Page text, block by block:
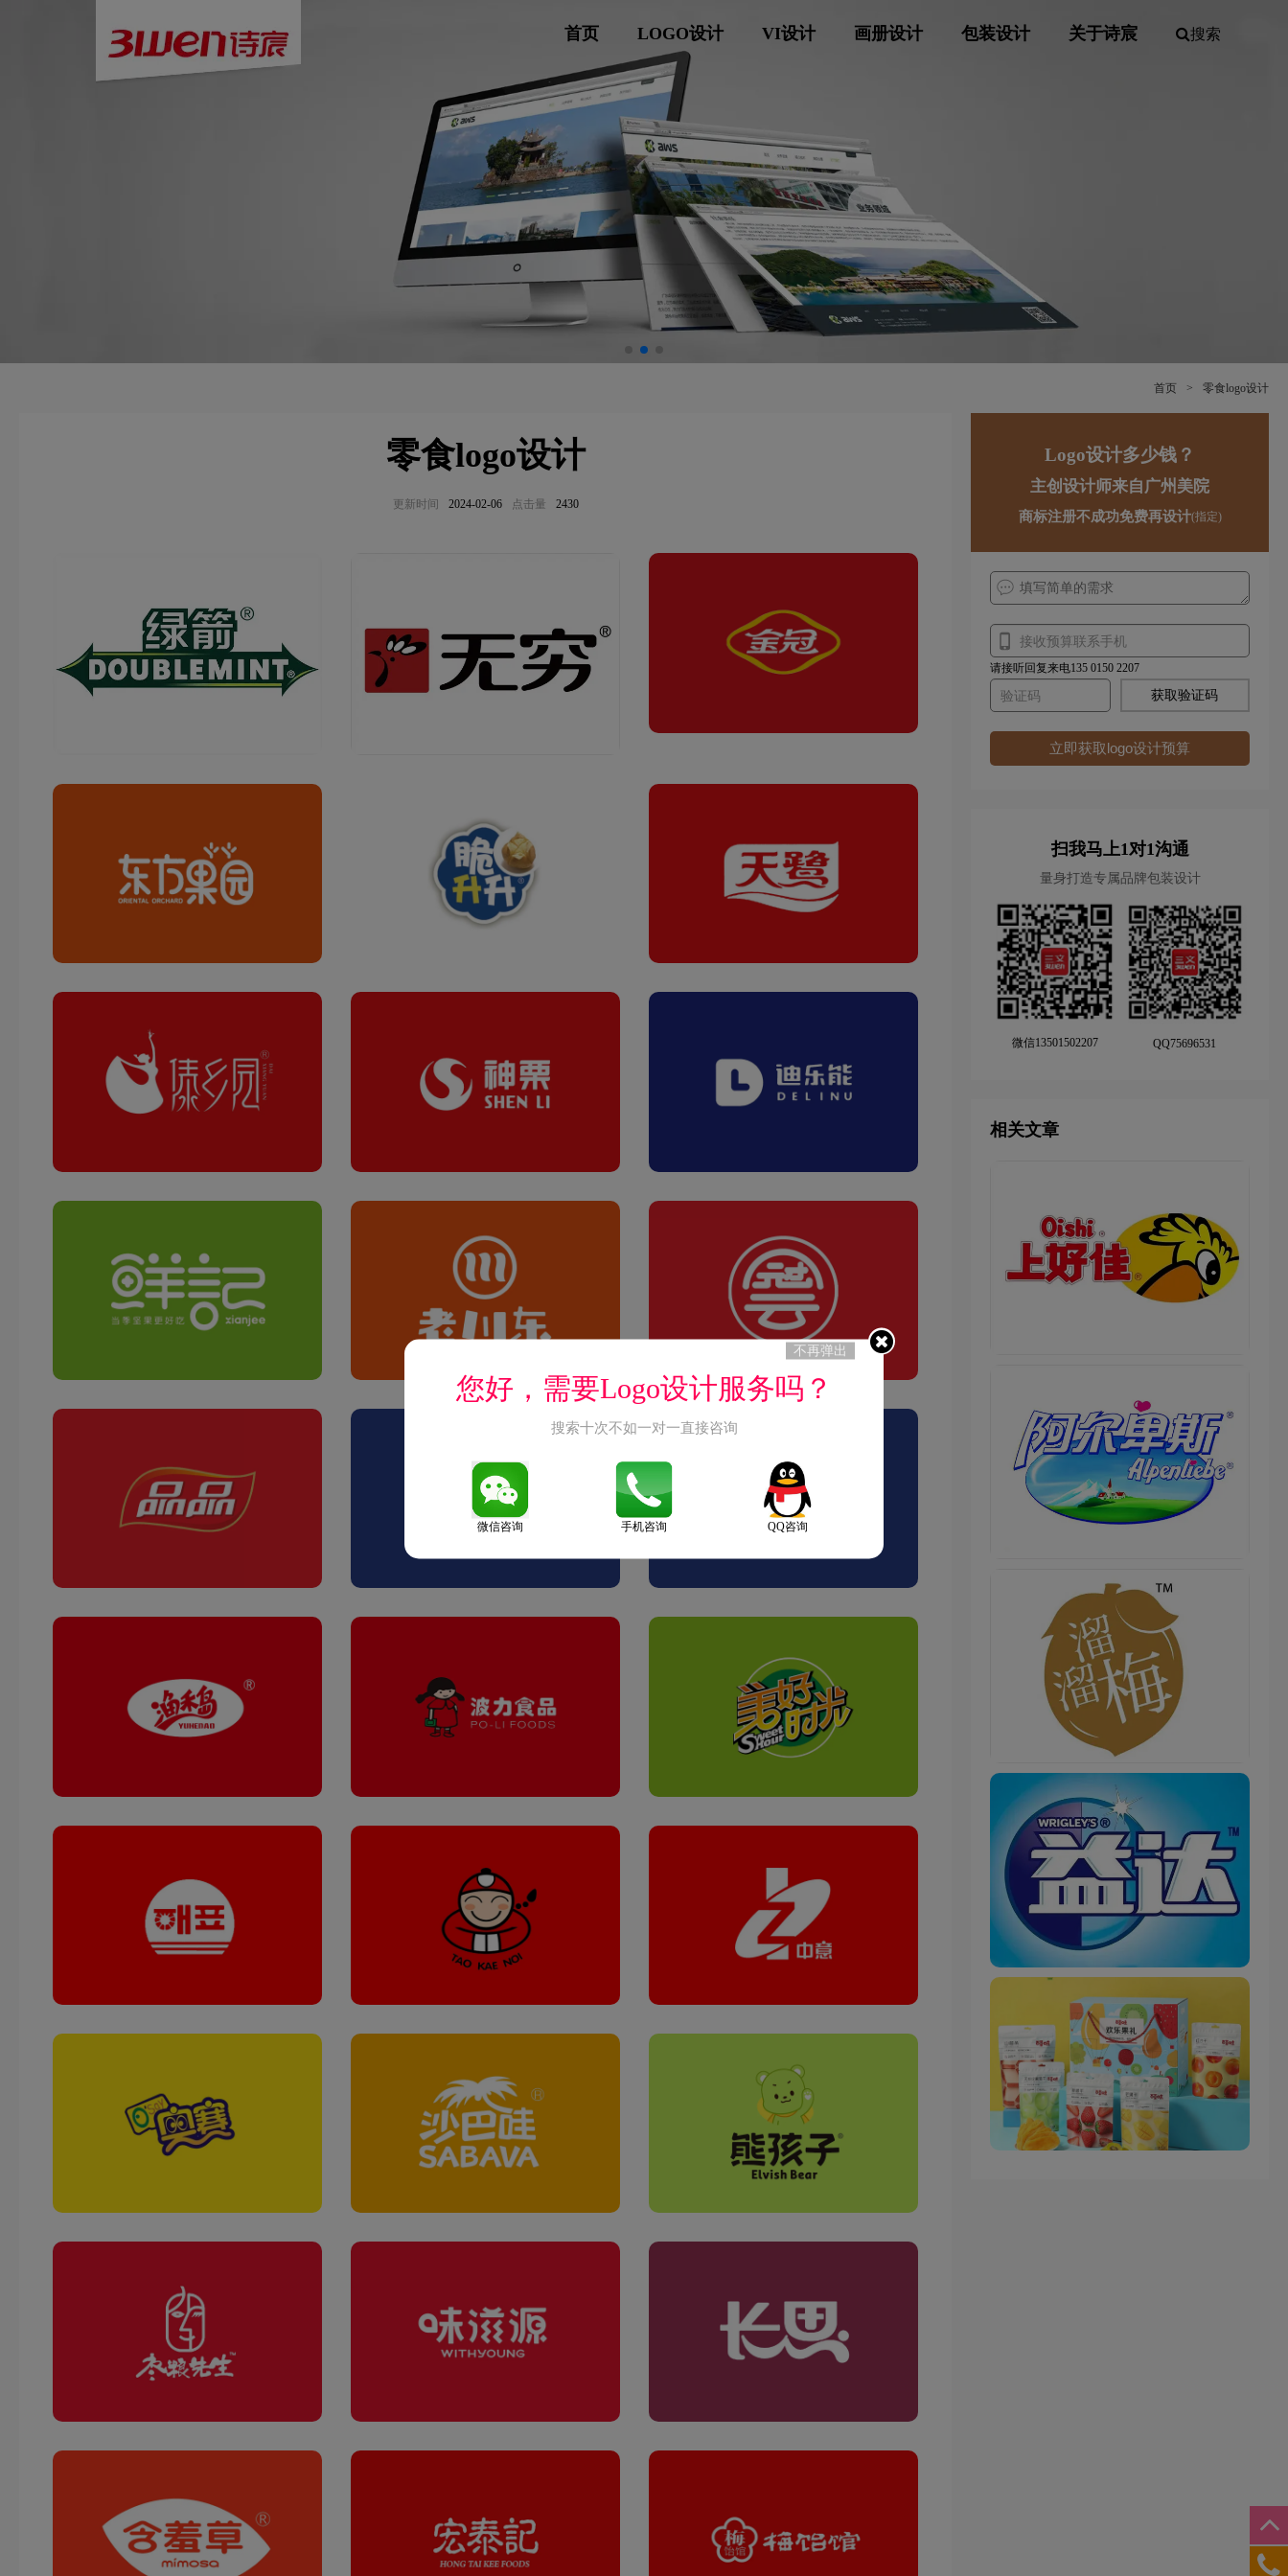
首页 LOGO设计 VI设计 画册设计 包装设计 关于诗宸 搜索
首页 > 零食logo设计
零食logo设计
更新时间 2024-02-06 点击量 2430
Logo设计多少钱？
主创设计师来自广州美院
商标注册不成功免费再设计(指定)
请接听回复来电135 0150 2207
获取验证码
立即获取logo设计预算
扫我马上1对1沟通
量身打造专属品牌包装设计
微信13501502207 QQ75696531
相关文章
不再弹出
您好，需要Logo设计服务吗？
搜索十次不如一对一直接咨询
微信咨询 手机咨询 QQ咨询